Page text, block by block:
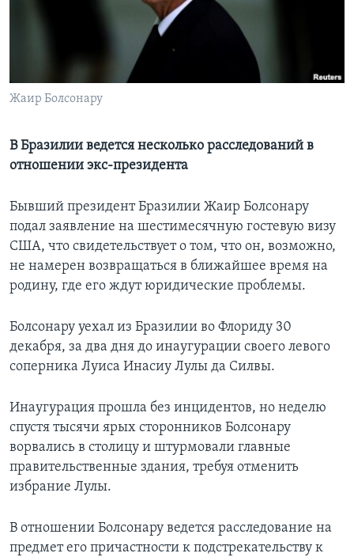
Языки
Жаир Болсонару
В Бразилии ведется несколько расследований в
отношении экс-президента
Бывший президент Бразилии Жаир Болсонару
подал заявление на шестимесячную гостевую визу
США, что свидетельствует о том, что он, возможно,
не намерен возвращаться в ближайшее время на
родину, где его ждут юридические проблемы.
Болсонару уехал из Бразилии во Флориду 30
декабря, за два дня до инаугурации своего левого
соперника Луиса Инасиу Лулы да Силвы.
Инаугурация прошла без инцидентов, но неделю
спустя тысячи ярых сторонников Болсонару
ворвались в столицу и штурмовали главные
правительственные здания, требуя отменить
избрание Лулы.
В отношении Болсонару ведется расследование на
предмет его причастности к подстрекательству к